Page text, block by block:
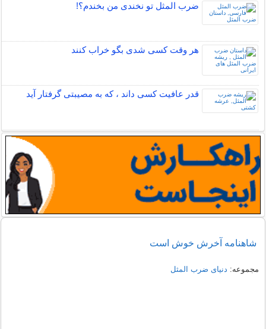
ضرب المثل تو نخندی من بخندم؟!
هر وقت کسی شدی بگو خراب کنند
قدر عافیت کسی داند ، که به مصیبتی گرفتار آید
شاهنامه آخرش خوش است
مجموعه: دنیای ضرب المثل